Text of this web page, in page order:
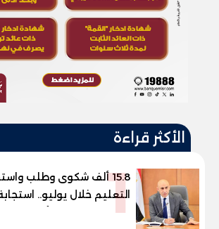
الأكثر قراءة
115.8 ألف شكوى وطلب
التعليم خلال يوليو..
لشكاوى الطلاب وأولياء الأمور